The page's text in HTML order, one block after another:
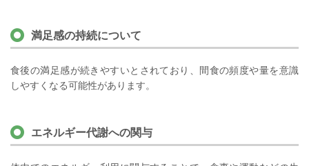
満足感の持続について
食後の満足感が続きやすいとされており、間食の頻度や量を意識
しやすくなる可能性があります。
エネルギー代謝への関与